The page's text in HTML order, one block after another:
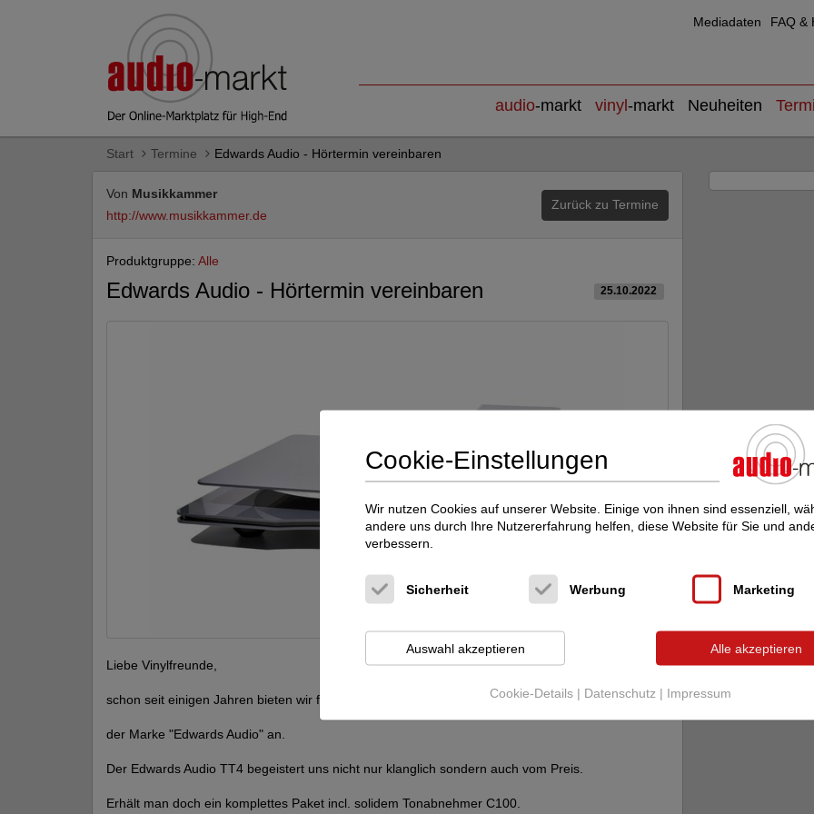
Mediadaten FAQ &
audio-markt vinyl -markt Neuheiten
Start Termine Edwards Audio - Hörtermin vereinbaren
Von Musikkammer
http://www.musikkammer.de
Zurück zu Termine
Produktgruppe: Alle
Edwards Audio - Hörtermin vereinbaren 25.10.2022
Liebe Vinylfreunde,
schon seit einigen Jahren bieten wir für analoge Einsteiger Plattenspieler und Elektronik
der Marke "Edwards Audio" an.
Der Edwards Audio TT4 begeistert uns nicht nur klanglich sondern auch vom Preis.
Erhält man doch ein komplettes Paket incl. solidem Tonabnehmer C100.
Cookie-Einstellungen
Wir nutzen Cookies auf unserer Website. Einige von ihnen sind essenziell,
andere uns durch Ihre Nutzererfahrung helfen, diese Website für Sie und
verbessern.
Cookie-Details | Datenschutz | Impressum
Sicherheit Werbung Marketing
Auswahl akzeptieren Alle akzeptieren